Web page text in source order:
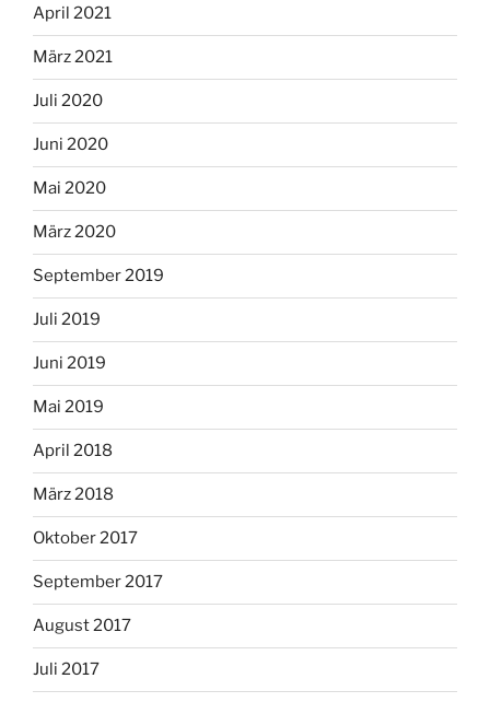
April 2021
März 2021
Juli 2020
Juni 2020
Mai 2020
März 2020
September 2019
Juli 2019
Juni 2019
Mai 2019
April 2018
März 2018
Oktober 2017
September 2017
August 2017
Juli 2017